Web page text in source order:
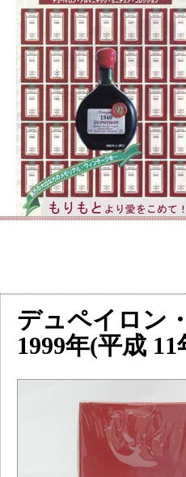
デュペイロン
1999年(平成